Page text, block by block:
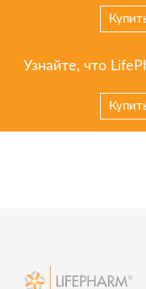
Узнайте, что